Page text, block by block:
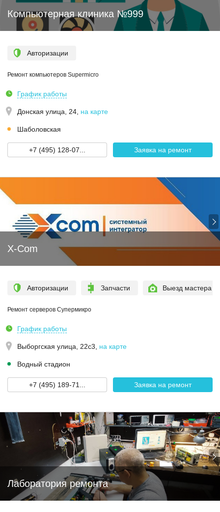
Компьютерная клиника №999
Авторизации
Ремонт компьютеров Supermicro
График работы
Донская улица, 24 на карте
Шаболовская
+7 (495) 128-07... Заявка на ремонт
X-Com
Авторизации Запчасти Выезд мастера
Ремонт серверов Супермикро
График работы
Выборгская улица, 22с3 на карте
Водный стадион
+7 (495) 189-71... Заявка на ремонт
Лаборатория ремонта